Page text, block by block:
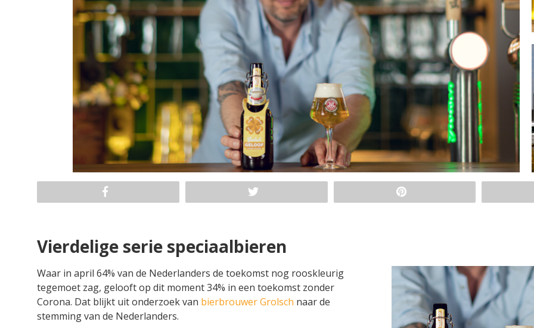
Vierdelige serie speciaalbieren
Waar in april 64% van de Nederlanders de toekomst nog rooskleurig
tegemoet zag, gelooft op dit moment 34% in een toekomst zonder
Corona. Dat blijkt uit onderzoek van bierbrouwer Grolsch naar de
stemming van de Nederlanders.